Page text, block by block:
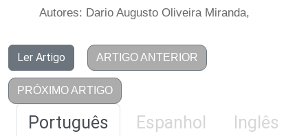
Autores: Dario Augusto Oliveira Miranda,
Ler Artigo ARTIGO ANTERIOR
PRÓXIMO ARTIGO
Português Espanhol Inglês